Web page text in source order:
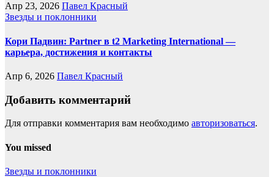
Апр 23, 2026 Павел Красный
Звезды и поклонники
Кори Падвин: Partner в t2 Marketing International —
карьера, достижения и контакты
Апр 6, 2026 Павел Красный
Добавить комментарий
Для отправки комментария вам необходимо авторизоваться.
You missed
Звезды и поклонники